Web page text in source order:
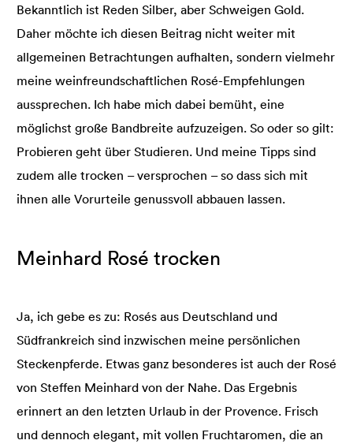
Bekanntlich ist Reden Silber, aber Schweigen Gold.
Daher möchte ich diesen Beitrag nicht weiter mit
allgemeinen Betrachtungen aufhalten, sondern vielmehr
meine weinfreundschaftlichen Rosé-Empfehlungen
aussprechen. Ich habe mich dabei bemüht, eine
möglichst große Bandbreite aufzuzeigen. So oder so gilt:
Probieren geht über Studieren. Und meine Tipps sind
zudem alle trocken – versprochen – so dass sich mit
ihnen alle Vorurteile genussvoll abbauen lassen.
Meinhard Rosé trocken
Ja, ich gebe es zu: Rosés aus Deutschland und
Südfrankreich sind inzwischen meine persönlichen
Steckenpferde. Etwas ganz besonderes ist auch der Rosé
von Steffen Meinhard von der Nahe. Das Ergebnis
erinnert an den letzten Urlaub in der Provence. Frisch
und dennoch elegant, mit vollen Fruchtaromen, die an